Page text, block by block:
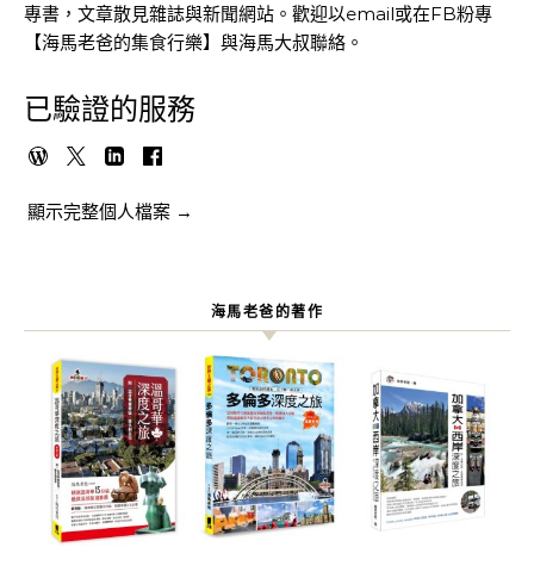
專書，文章散見雜誌與新聞網站。歡迎以email或在FB粉專
【海馬老爸的集食行樂】與海馬大叔聯絡。
已驗證的服務
顯示完整個人檔案 →
海馬老爸的著作